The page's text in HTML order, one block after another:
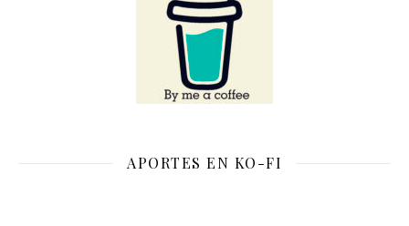
APORTES EN KO-FI